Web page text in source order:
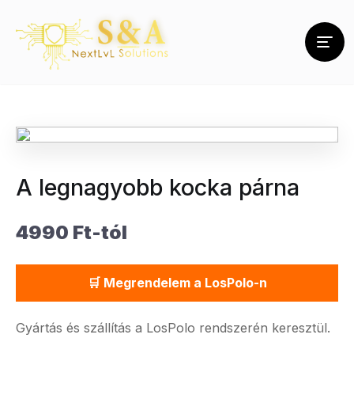
A legnagyobb kocka párna
4990 Ft-tól
🛒 Megrendelem a LosPolo-n
Gyártás és szállítás a LosPolo rendszerén keresztül.